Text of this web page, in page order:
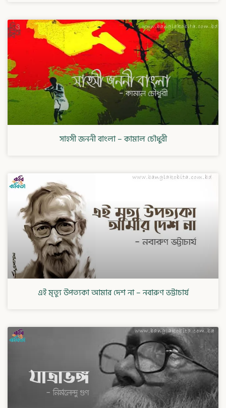
সাহসী জননী বাংলা – কামাল চৌধুরী
এই মৃত্যু উপত্যকা আমার দেশ না – নবারুণ ভট্টাচার্য